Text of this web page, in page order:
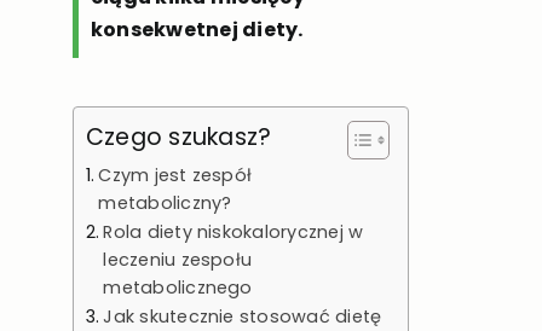
konsekwetnej diety.
Czego szukasz?
Czym jest zespół
metaboliczny?
Rola diety niskokalorycznej w
leczeniu zespołu
metabolicznego
Jak skutecznie stosować dietę